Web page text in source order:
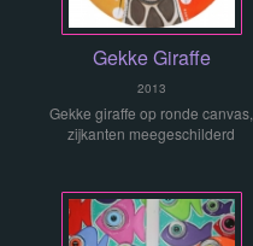
Gekke Giraffe
2013
Gekke giraffe op ronde canvas,
zijkanten meegeschilderd